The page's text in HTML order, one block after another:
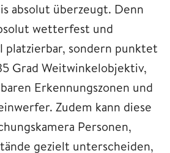
absolut überzeugt. Denn
wetterfest und
platzierbar, sondern punktet
Grad Weitwinkelobjektiv,
Erkennungszonen und
Zudem kann diese
Personen,
gezielt unterscheiden,